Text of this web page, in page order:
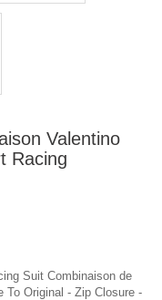
Valentino
Racing
Suit Combinaison de
To Original - Zip Closure -